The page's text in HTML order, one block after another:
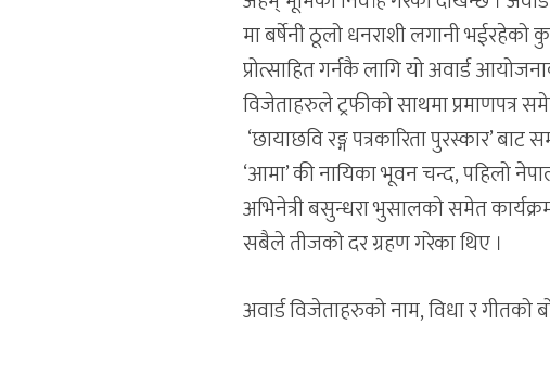
मा बर्षेनी ठूलो धनराशी लगानी
प्रोत्साहित गर्नकै लागि यो अवार्ड
विजेताहरुले ट्रफीको साथमा प्रमाणपत्र
‘छायाछवि रङ्ग पत्रकारिता पुरस्कार’
‘आमा’ की नायिका भूवन चन्द, पहिलो
अभिनेत्री बसुन्धरा भुसालको समेत
सबैले तीजको दर ग्रहण गरेका थिए ।
अवार्ड विजेताहरुको नाम, विधा र गीतको